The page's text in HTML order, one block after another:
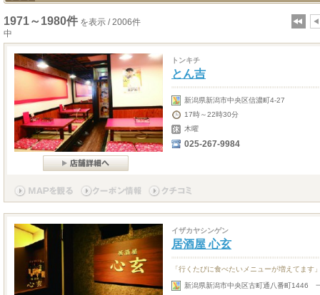
1971～1980件 を表示 / 2006件
中
トンキチ
とん吉
新潟県新潟市中央区信濃町4-27
17時～22時30分
木曜
025-267-9984
イザカヤシンゲン
居酒屋 心玄
「行くたびに食べたいメニューが増えてます
新潟県新潟市中央区古町通八番町1446